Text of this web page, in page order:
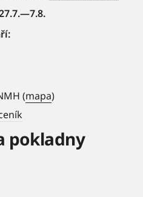
(mapa)
pokladny